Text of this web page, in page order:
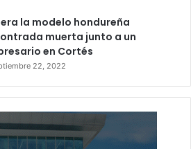
era la modelo hondureña
muerta junto a un
en Cortés
22, 2022